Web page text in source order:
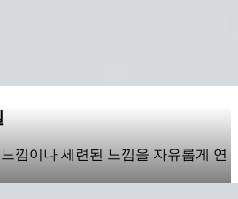
낌이나 세련된 느낌을 자유롭게 연